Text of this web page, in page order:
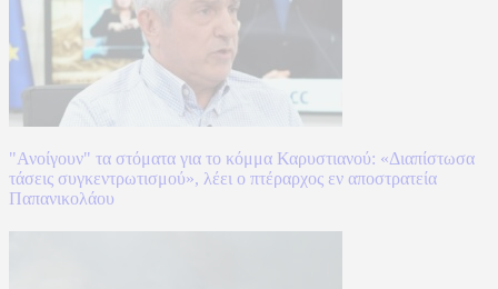
"Ανοίγουν" τα στόματα για το κόμμα Καρυστιανού: «Διαπίστωσα
τάσεις συγκεντρωτισμού», λέει ο πτέραρχος εν αποστρατεία
Παπανικολάου